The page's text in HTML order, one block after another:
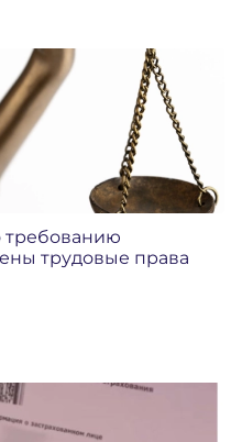
требованию
трудовые права